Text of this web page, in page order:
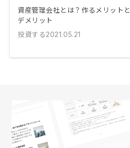
資産管理会社とは？作るメリットと
デメリット
投資する2021.05.21